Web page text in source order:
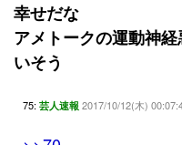
幸せだな
アメトークの運動神
いそう
75: 芸人速報 2017/10/12(木)